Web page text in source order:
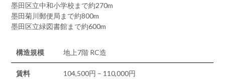
墨田区立中和小学校まで約270m
墨田菊川郵便局まで約800m
墨田区立緑図書館まで約600m
構造規模 地上7階 RC造
賃料 104,500円 – 110,000円